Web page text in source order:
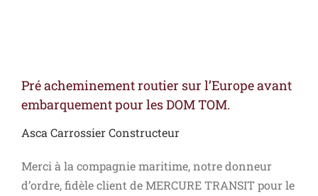
Pré acheminement routier sur l’Europe avant
embarquement pour les DOM TOM.
Asca Carrossier Constructeur
Merci à la compagnie maritime, notre donneur
d’ordre, fidèle client de MERCURE TRANSIT pour le